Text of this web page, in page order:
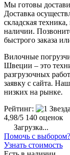
Мы готовы
Доставка
складская
наличии.
быстрого заказа
Вилочные
Швеции – это
разгрузочных
заявку с сайта.
низких на рынке.
Рейтинг:
4,98/5 140 оценок
Загрузка...
Помочь с выбором?
Узнать стоимость